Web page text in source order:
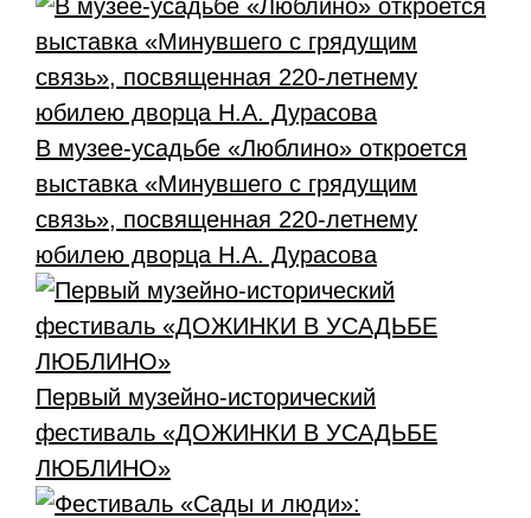
В музее-усадьбе «Люблино» откроется
выставка «Минувшего с грядущим
связь», посвященная 220-летнему
юбилею дворца Н.А. Дурасова
Первый музейно-исторический
фестиваль «ДОЖИНКИ В УСАДЬБЕ
ЛЮБЛИНО»